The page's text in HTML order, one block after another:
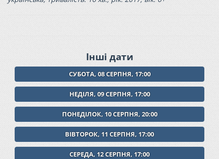
Інші дати
СУБОТА, 08 СЕРПНЯ, 17:00
НЕДІЛЯ, 09 СЕРПНЯ, 17:00
ПОНЕДІЛОК, 10 СЕРПНЯ, 20:00
ВІВТОРОК, 11 СЕРПНЯ, 17:00
СЕРЕДА, 12 СЕРПНЯ, 17:00